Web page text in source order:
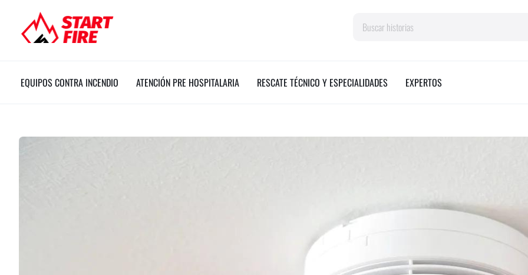
contenido
Search
EQUIPOS CONTRA INCENDIO ATENCIÓN PRE HOSPITALARIA RESCATE TÉCNICO Y ESPECIALIDADES EXPERTOS